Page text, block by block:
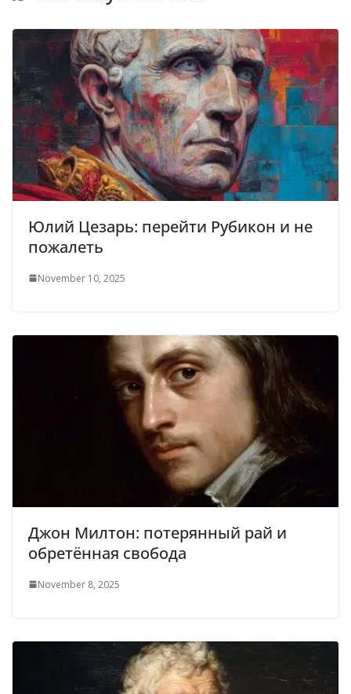
Юлий Цезарь: перейти Рубикон и не
пожалеть
November 10, 2025
Джон Милтон: потерянный рай и
обретённая свобода
November 8, 2025